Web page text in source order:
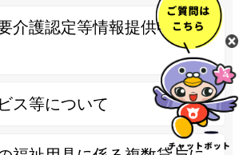
介護認定等情報提供申請に
ス等について